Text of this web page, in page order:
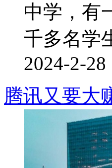
中学，有
千多名学
2024-2-28
腾讯又要大